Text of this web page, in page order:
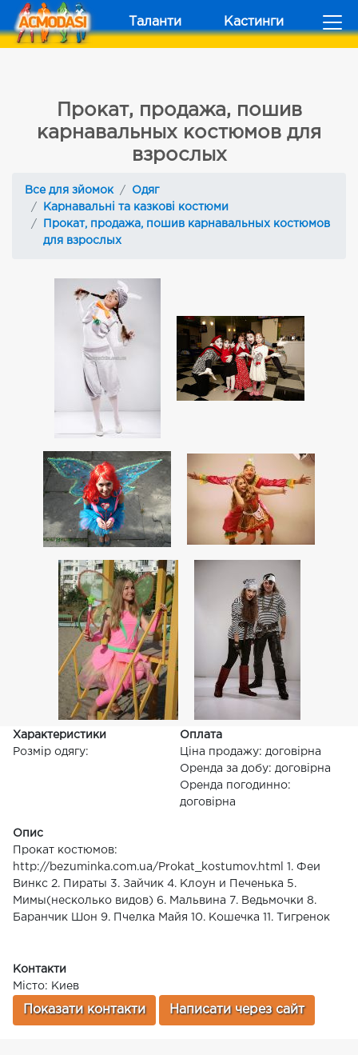
Таланти Кастинги
Прокат, продажа, пошив
карнавальных костюмов для
взрослых
Все для зйомок
Одяг
Карнавальні та казкові костюми
Прокат, продажа, пошив карнавальных костюмов
для взрослых
Характеристики
Розмір одягу:
Оплата
Ціна продажу: договірна
Оренда за добу: договірна
Оренда погодинно:
договірна
Опис
Прокат костюмов:
http://bezuminka.com.ua/Prokat_kostumov.html 1. Феи
Винкс 2. Пираты 3. Зайчик 4. Клоун и Печенька 5.
Мимы(несколько видов) 6. Мальвина 7. Ведьмочки 8.
Баранчик Шон 9. Пчелка Майя 10. Кошечка 11. Тигренок
Контакти
Місто: Киев
Показати контакти Написати через сайт